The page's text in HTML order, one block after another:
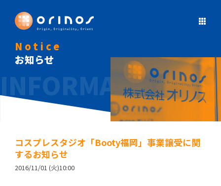
Notice
お知らせ
コスプレスタジオ「Booty福岡」事業譲受に関
するお知らせ
2016/11/01 (火)10:00